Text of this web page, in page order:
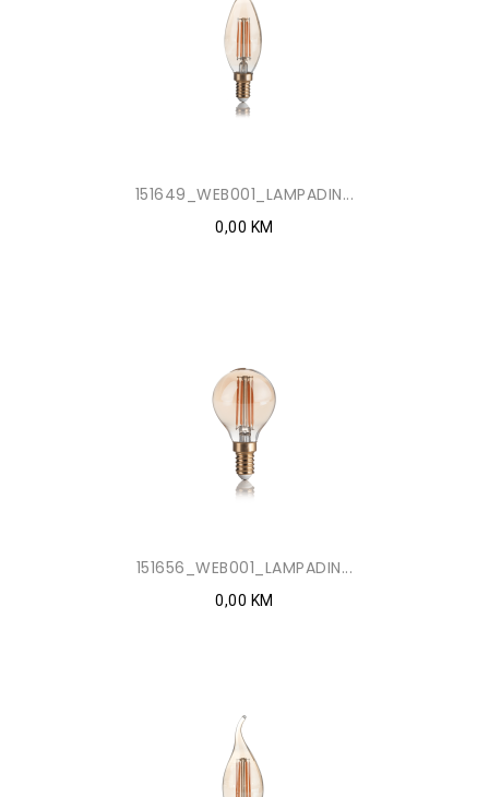
151649_WEB001_LAMPADIN...
0,00 KM
151656_WEB001_LAMPADIN...
0,00 KM